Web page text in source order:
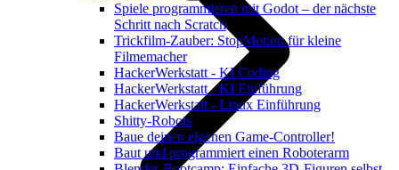
Spiele programmieren mit Godot – der nächste
Schritt nach Scratch
Trickfilm-Zauber: StopMotion für kleine
Filmemacher
HackerWerkstatt - KI Coding
HackerWerkstatt - KI Einführung
HackerWerkstatt - Linux Einführung
Shitty-Robots
Baue deinen eigenen Game-Controller!
Baut und programmiert einen Roboterarm